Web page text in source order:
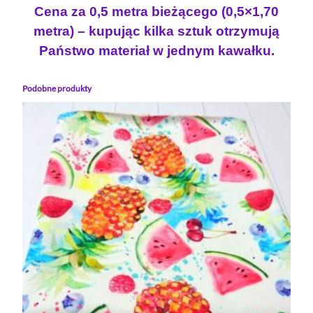
Cena za 0,5 metra bieżącego (0,5×1,70
metra) – kupując kilka sztuk otrzymują
Państwo materiał w jednym kawałku.
Podobne produkty